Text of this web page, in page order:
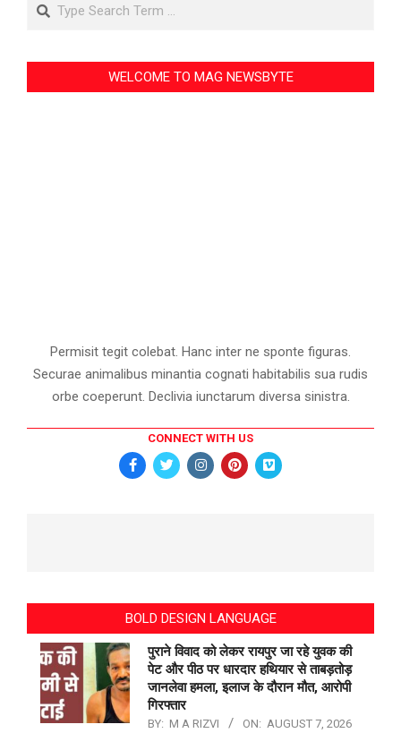
WELCOME TO MAG NEWSBYTE
Permisit tegit colebat. Hanc inter ne sponte figuras.
Securae animalibus minantia cognati habitabilis sua rudis
orbe coeperunt. Declivia iunctarum diversa sinistra.
CONNECT WITH US
BOLD DESIGN LANGUAGE
पुराने विवाद को लेकर रायपुर जा रहे युवक की
पेट और पीठ पर धारदार हथियार से ताबड़तोड़
जानलेवा हमला, इलाज के दौरान मौत, आरोपी
गिरफ्तार
BY: M A RIZVI ON: AUGUST 7, 2026